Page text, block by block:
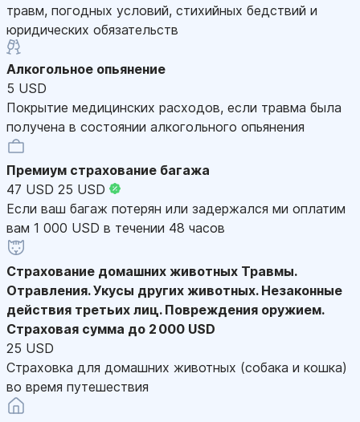
травм, погодных условий, стихийных бедствий и
юридических обязательств
Алкогольное опьянение
5 USD
Покрытие медицинских расходов, если травма была
получена в состоянии алкогольного опьянения
Премиум страхование багажа
47 USD 25 USD
Если ваш багаж потерян или задержался ми оплатим
вам 1 000 USD в течении 48 часов
Страхование домашних животных Травмы.
Отравления. Укусы других животных. Незаконные
действия третьих лиц. Повреждения оружием.
Страховая сумма до 2 000 USD
25 USD
Страховка для домашних животных (собака и кошка)
во время путешествия